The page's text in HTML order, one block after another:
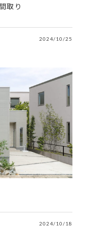
取り
2024/10/25
2024/10/18